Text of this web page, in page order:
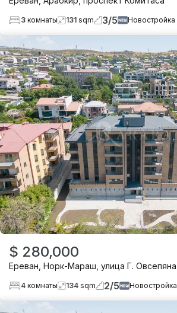
3 комнаты 131 sqm 3/5 Новостройка
$ 280,000
Ереван Норк-Мараш улица Г. Овсепяна
4 комнаты 134 sqm 2/5 Новостройка